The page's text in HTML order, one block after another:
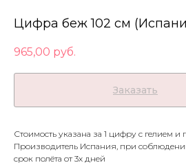
Цифра беж 102 см
965,00 руб.
Заказать
Стоимость указана за 1 цифру с гелием и
Производитель Испания, при
срок полёта от 3х дней